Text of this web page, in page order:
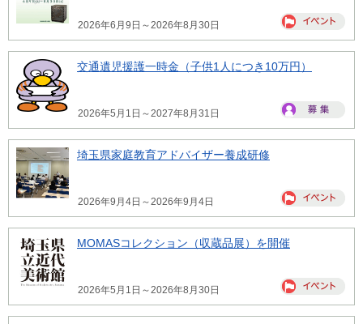
2026年6月9日～2026年8月30日
交通遺児援護一時金（子供1人につき10万円）
2026年5月1日～2027年8月31日
埼玉県家庭教育アドバイザー養成研修
2026年9月4日～2026年9月4日
MOMASコレクション（収蔵品展）を開催
2026年5月1日～2026年8月30日